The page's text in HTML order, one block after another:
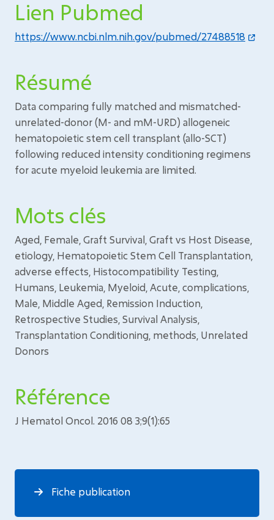
Lien Pubmed
https://www.ncbi.nlm.nih.gov/pubmed/27488518
Résumé
Data comparing fully matched and mismatched-
unrelated-donor (M- and mM-URD) allogeneic
hematopoietic stem cell transplant (allo-SCT)
following reduced intensity conditioning regimens
for acute myeloid leukemia are limited.
Mots clés
Aged, Female, Graft Survival, Graft vs Host Disease,
etiology, Hematopoietic Stem Cell Transplantation,
adverse effects, Histocompatibility Testing,
Humans, Leukemia, Myeloid, Acute, complications,
Male, Middle Aged, Remission Induction,
Retrospective Studies, Survival Analysis,
Transplantation Conditioning, methods, Unrelated
Donors
Référence
J Hematol Oncol. 2016 08 3;9(1):65
Fiche publication